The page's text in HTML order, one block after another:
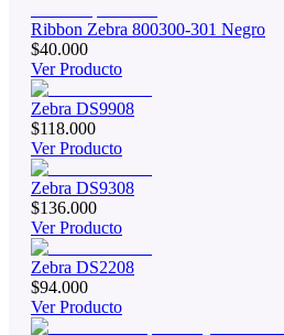
Ribbon Zebra 800300-301 Negro
$40.000
Ver Producto
Zebra DS9908
$118.000
Ver Producto
Zebra DS9308
$136.000
Ver Producto
Zebra DS2208
$94.000
Ver Producto